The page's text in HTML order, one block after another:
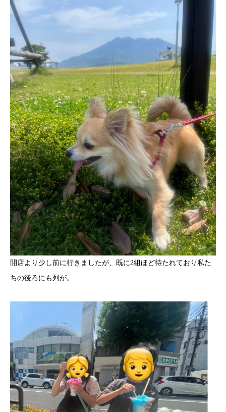
開店より少し前に行きましたが、既に2組ほど待たれており私た
ちの後ろにも列が。